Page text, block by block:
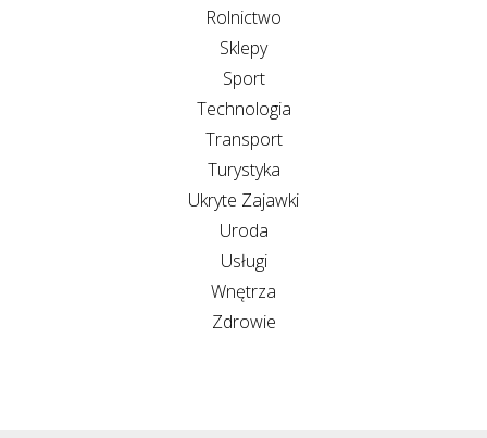
Rolnictwo
Sklepy
Sport
Technologia
Transport
Turystyka
Ukryte Zajawki
Uroda
Usługi
Wnętrza
Zdrowie